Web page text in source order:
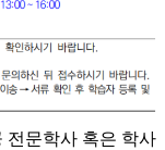
전문학사 혹은 학사